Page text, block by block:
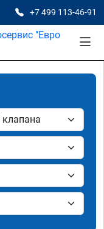
+7 499 113-46-91